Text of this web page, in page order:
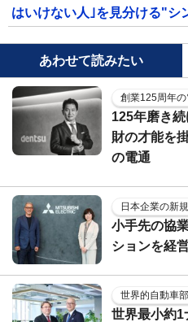
はいけない人｣を見分ける"シ
あわせて読みたい
創業125周年
125年磨き
財の才能を
の電通
日本企業の新
小手先の協
ションを経
世界的自動車
世界最小約1